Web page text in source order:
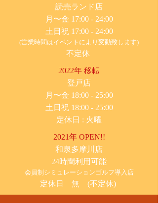
​読売ランド店
月〜金 17:00 - 24:00
土日祝 17:00 - 24:00
(営業時間はイベントにより変動致します)
不定休
2022年 移転
​登戸店
月〜金 18:00 - 25:00
土日祝 18:00 - 25:00
​定休日 : 火曜
2021年 OPEN!!
​和泉多摩川店
24時間利用可能
​会員制シミュレーションゴルフ導入店
定休日 無 (不定休)